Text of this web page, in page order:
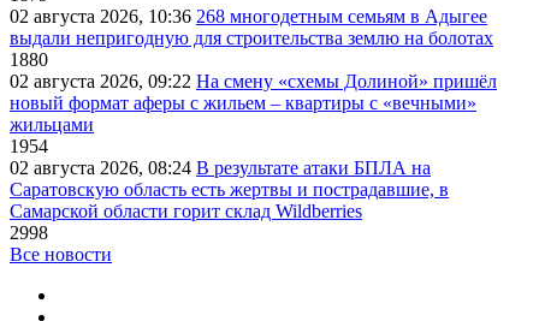
02 августа 2026, 10:36 268 многодетным семьям в Адыгее
выдали непригодную для строительства землю на болотах
1880
02 августа 2026, 09:22 На смену «схемы Долиной» пришёл
новый формат аферы с жильем – квартиры с «вечными»
жильцами
1954
02 августа 2026, 08:24 В результате атаки БПЛА на
Саратовскую область есть жертвы и пострадавшие, в
Самарской области горит склад Wildberries
2998
Все новости